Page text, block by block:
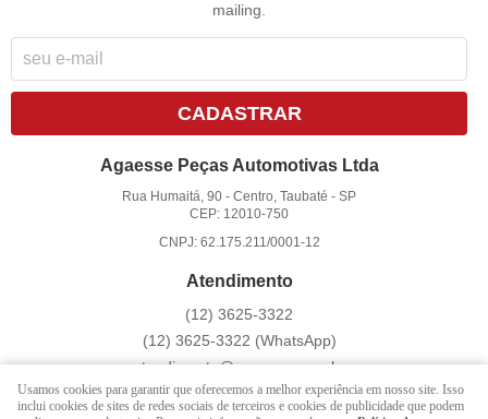
mailing.
CADASTRAR
Agaesse Peças Automotivas Ltda
Rua Humaitá, 90 -Centro, Taubaté -SP
CEP: 12010-750
CNPJ: 62.175.211/0001-12
Atendimento
(12) 3625-3322
(12) 3625-3322 (WhatsApp)
atendimento@agaesse.com.br
Usamos cookies para garantir que oferecemos a melhor experiência em nosso site. Isso
inclui cookies de sites de redes sociais de terceiros e cookies de publicidade que podem